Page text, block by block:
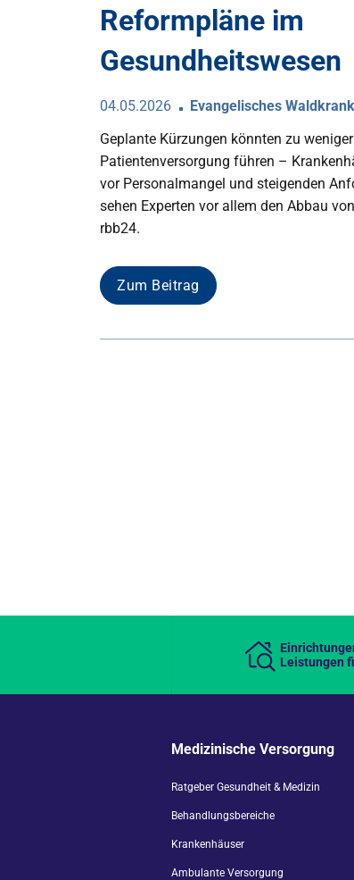
Reformpläne im
Gesundheitswesen
04.05.2026
Evangelisches
Geplante Kürzungen könnten zu
Patientenversorgung führen –
vor Personalmangel und steigenden
sehen Experten vor allem den Abbau
rbb24.
Zum Beitrag
Leistungen
Medizinische Versorgung
Ratgeber Gesundheit & Medizin
Behandlungsbereiche
Krankenhäuser
Ambulante Versorgung